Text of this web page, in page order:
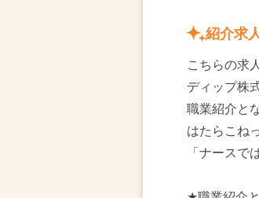
紹介求
こちらの求
ディップ株
職業紹介と
はたらこね
「ナースで